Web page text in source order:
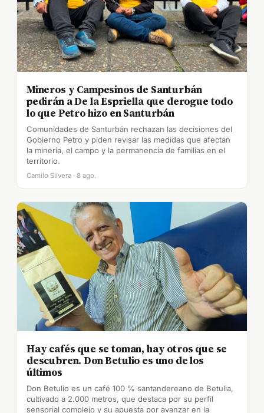
Mineros y Campesinos de Santurbán
pedirán a De la Espriella que derogue todo
lo que Petro hizo en Santurbán
Comunidades de Santurbán rechazan las decisiones del
Gobierno Petro y piden revisar las medidas que afectan
la minería, el campo y la permanencia de familias en el
territorio.
Camilo Silvera · 8 ago.
Hay cafés que se toman, hay otros que se
descubren. Don Betulio es uno de los
últimos
Don Betulio es un café 100 % santandereano de Betulia,
cultivado a 2.000 metros, que destaca por su perfil
sensorial complejo y su apuesta por avanzar en la